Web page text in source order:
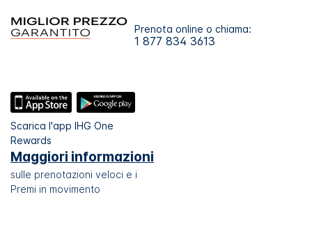
Prenota online o chiama:
1 877 834 3613
Scarica l'app IHG One
Rewards
Maggiori informazioni
sulle prenotazioni veloci e i
Premi in movimento